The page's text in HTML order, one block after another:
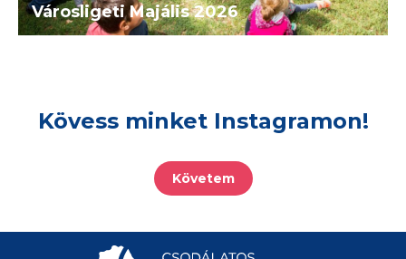
Városligeti Majális 2026
Kövess minket Instagramon!
Követem